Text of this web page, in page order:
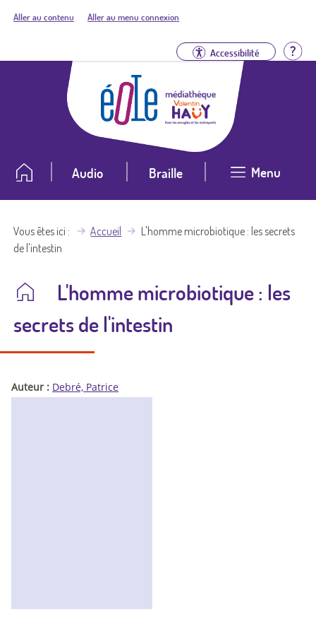
Aller au contenu Aller au menu connexion
Accessibilité
Audio Braille Menu
Vous êtes ici Accueil
L'homme microbiotique : les secrets
de l'intestin
L'homme microbiotique : les
secrets de l'intestin
Auteur : Debré, Patrice